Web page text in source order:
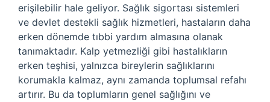
erişilebilir hale geliyor. Sağlık sigortası sistemleri
ve devlet destekli sağlık hizmetleri, hastaların daha
erken dönemde tıbbi yardım almasına olanak
tanımaktadır. Kalp yetmezliği gibi hastalıkların
erken teşhisi, yalnızca bireylerin sağlıklarını
korumakla kalmaz, aynı zamanda toplumsal refahı
artırır. Bu da toplumların genel sağlığını ve